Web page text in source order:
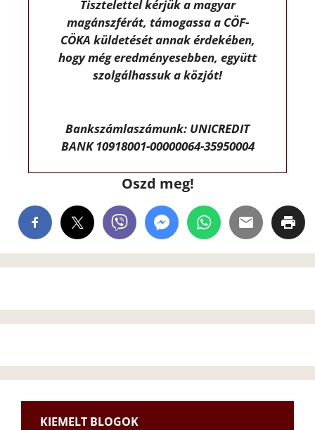
Tisztelettel kérjük a magyar
magánszférát, támogassa a CÖF-
CÖKA küldetését annak érdekében,
hogy még eredményesebben, együtt
szolgálhassuk a közjót!
Bankszámlaszámunk: UNICREDIT
BANK 10918001-00000064-35950004
Oszd meg!
KIEMELT BLOGOK